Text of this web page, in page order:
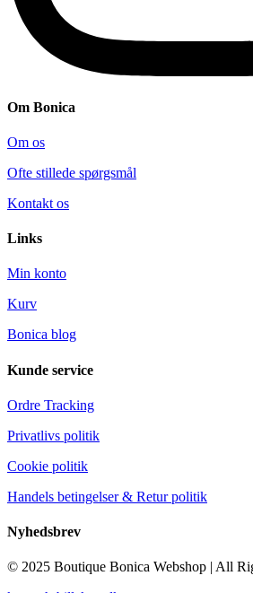
Om Bonica
Om os
Ofte stillede spørgsmål
Kontakt os
Links
Min konto
Kurv
Bonica blog
Kunde service
Ordre Tracking
Privatlivs politik
Cookie politik
Handels betingelser & Retur politik
Nyhedsbrev
© 2025 Boutique Bonica Webshop | All